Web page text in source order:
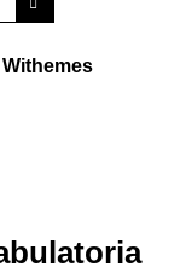
Withemes